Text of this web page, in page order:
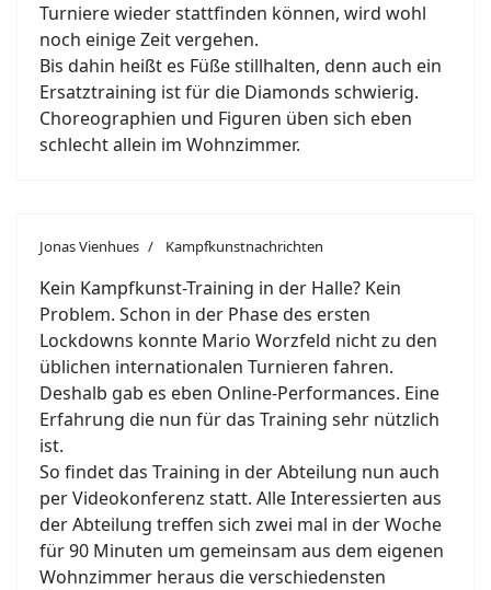
Turniere wieder stattfinden können, wird wohl
noch einige Zeit vergehen.
Bis dahin heißt es Füße stillhalten, denn auch ein
Ersatztraining ist für die Diamonds schwierig.
Choreographien und Figuren üben sich eben
schlecht allein im Wohnzimmer.
Jonas Vienhues Kampfkunstnachrichten
Kein Kampfkunst-Training in der Halle? Kein
Problem. Schon in der Phase des ersten
Lockdowns konnte Mario Worzfeld nicht zu den
üblichen internationalen Turnieren fahren.
Deshalb gab es eben Online-Performances. Eine
Erfahrung die nun für das Training sehr nützlich
ist.
So findet das Training in der Abteilung nun auch
per Videokonferenz statt. Alle Interessierten aus
der Abteilung treffen sich zwei mal in der Woche
für 90 Minuten um gemeinsam aus dem eigenen
Wohnzimmer heraus die verschiedensten